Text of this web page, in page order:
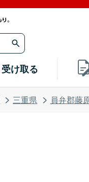
受け取る
三重県 員弁郡藤